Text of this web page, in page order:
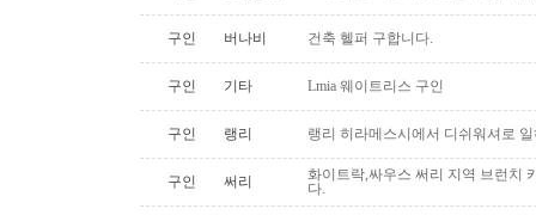
구인 버나비 건축 헬퍼 구합니다.
구인 기타 Lmia 웨이트리스 구인
구인 랭리 랭리 히라메스시에서 디쉬워셔로
구인 써리
화이트락,싸우스 써리 지역 브런치
다.